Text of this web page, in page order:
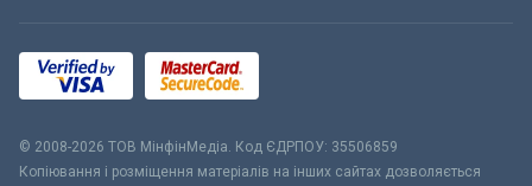
© 2008-2026 ТОВ МiнфiнМедiа. Код ЄДРПОУ: 35506859
Копіювання і розміщення матеріалів на інших сайтах дозволяється